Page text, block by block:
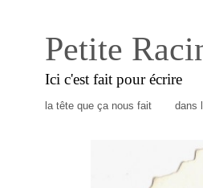
Petite
Ici c'est fait pour écrire
la tête que ça nous fait dans